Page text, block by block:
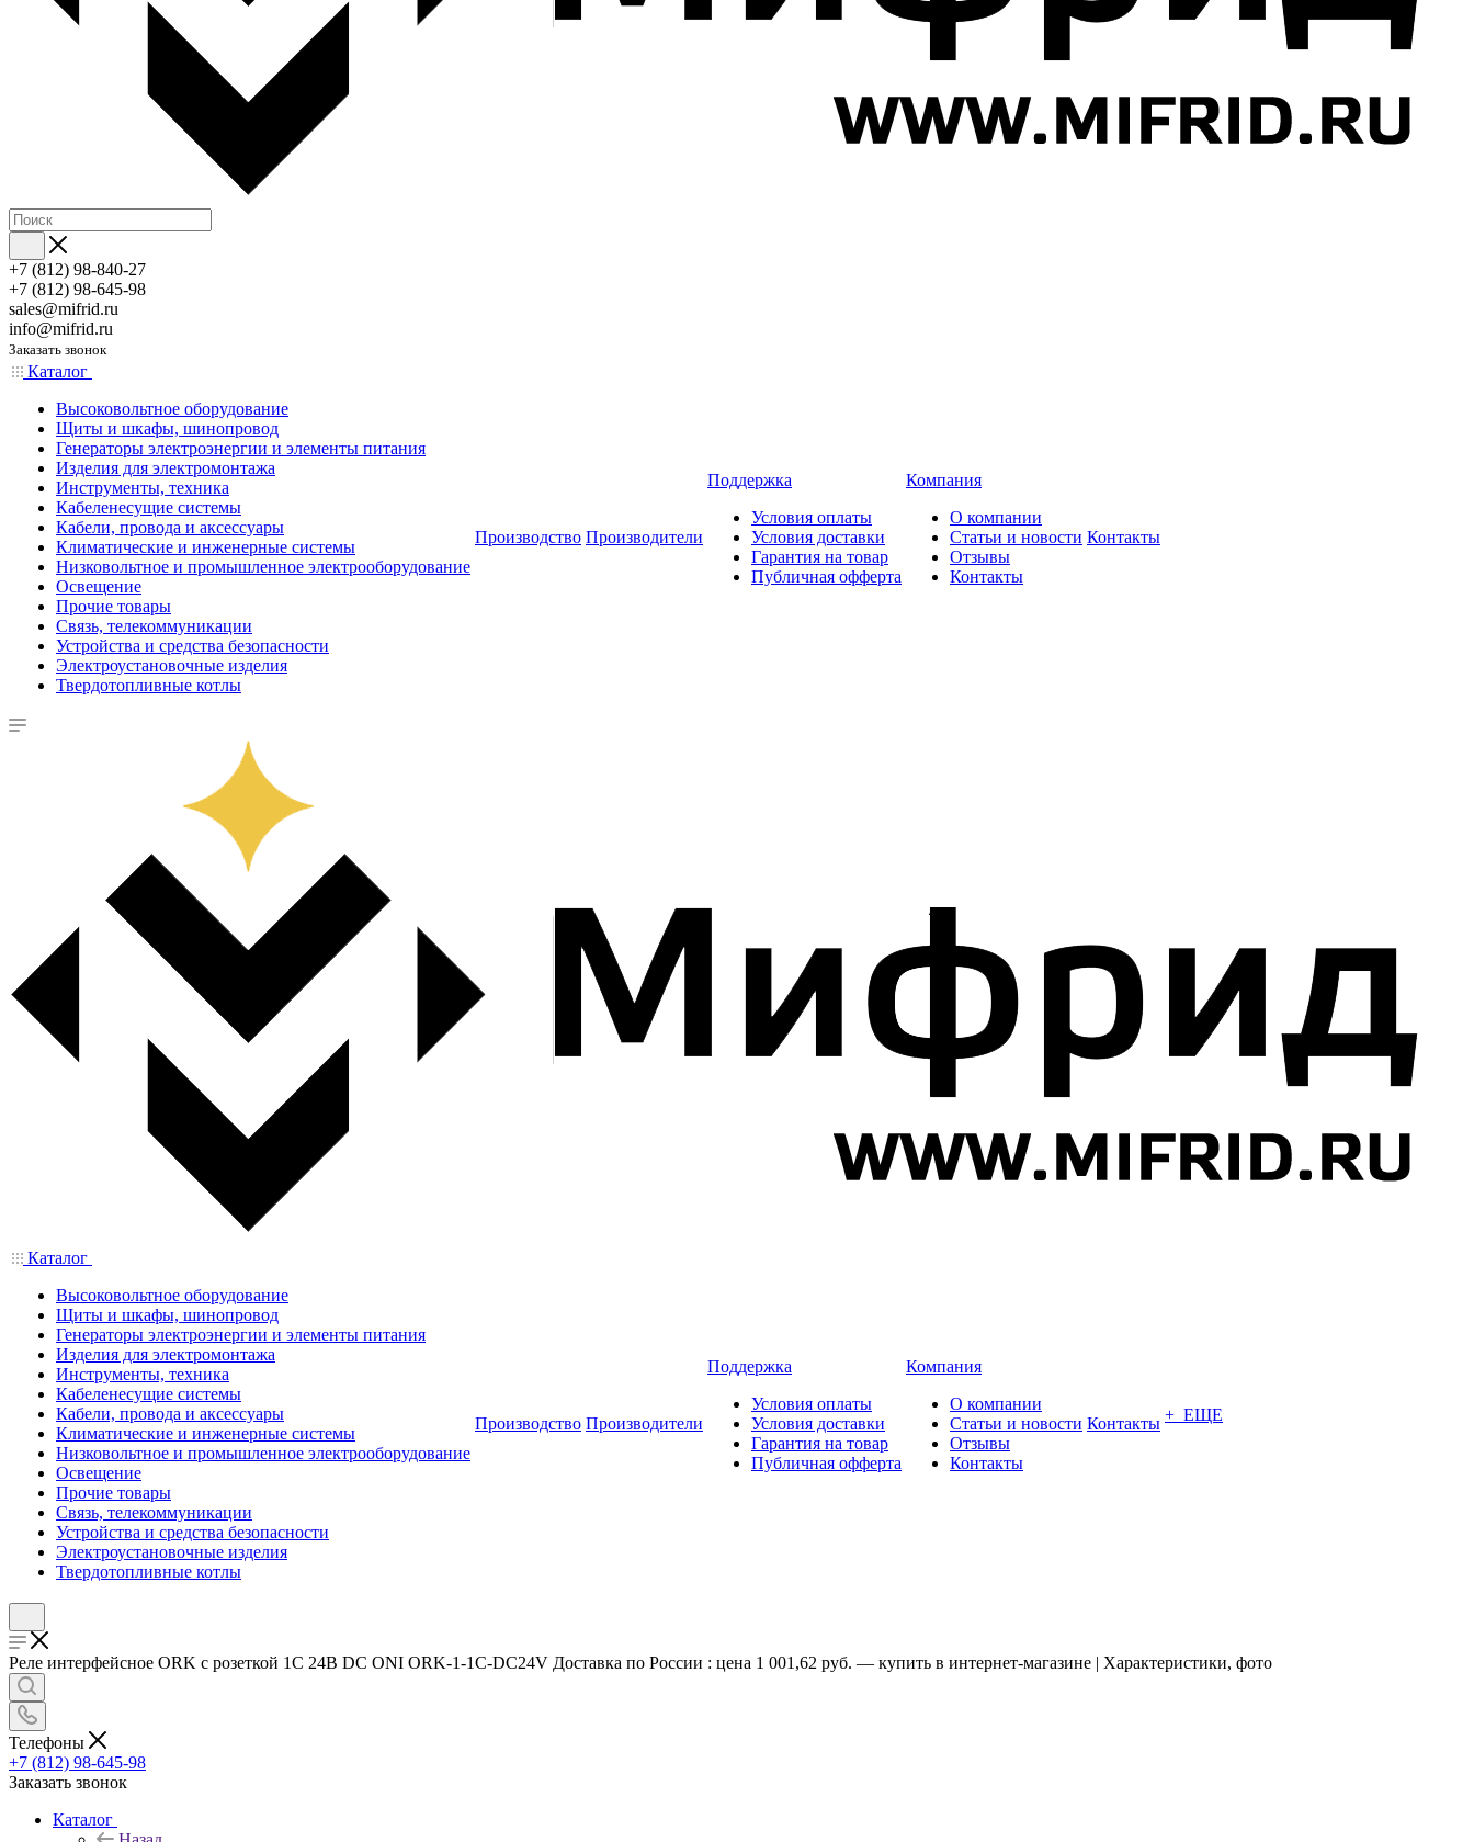
+7 (812) 98-840-27
+7 (812) 98-645-98
sales@mifrid.ru
info@mifrid.ru
Заказать звонок
Каталог
Высоковольтное оборудование
Щиты и шкафы, шинопровод
Генераторы электроэнергии и элементы питания
Изделия для электромонтажа
Инструменты, техника
Кабеленесущие системы
Кабели, провода и аксессуары
Климатические и инженерные системы
Низковольтное и промышленное электрооборудование
Освещение
Прочие товары
Связь, телекоммуникации
Устройства и средства безопасности
Электроустановочные изделия
Твердотопливные котлы
Производство Производители
Поддержка
Условия оплаты
Условия доставки
Гарантия на товар
Публичная офферта
Компания
О компании
Статьи и новости
Отзывы
Контакты
Контакты
Каталог
Высоковольтное оборудование
Щиты и шкафы, шинопровод
Генераторы электроэнергии и элементы питания
Изделия для электромонтажа
Инструменты, техника
Кабеленесущие системы
Кабели, провода и аксессуары
Климатические и инженерные системы
Низковольтное и промышленное электрооборудование
Освещение
Прочие товары
Связь, телекоммуникации
Устройства и средства безопасности
Электроустановочные изделия
Твердотопливные котлы
Производство Производители
Поддержка
Условия оплаты
Условия доставки
Гарантия на товар
Публичная офферта
Компания
О компании
Статьи и новости
Отзывы
Контакты
Контакты + ЕЩЕ
Реле интерфейсное ORK с розеткой 1C 24В DC ONI ORK-1-1C-DC24V Доставка по России : цена 1 001,62 руб. — купить в интернет-магазине | Характеристики, фото
Телефоны
+7 (812) 98-645-98
Заказать звонок
Каталог